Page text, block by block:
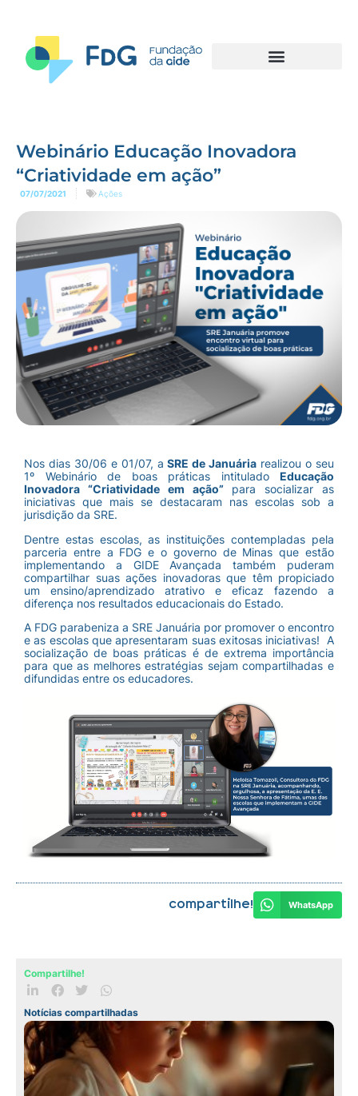
Webinário Educação Inovadora
“Criatividade em ação”
07/07/2021 Ações
Nos dias 30/06 e 01/07, aSRE de Januária realizou o seu
1º Webinário de boas práticas intitulado Educação
Inovadora “Criatividade em ação”para socializar as
iniciativas que mais se destacaram nas escolas sob a
jurisdição da SRE.
Dentre estas escolas, as instituições contempladas pela
parceria entre a FDG e o governo de Minas que estão
implementando a GIDE Avançada também puderam
compartilhar suas ações inovadoras que têm propiciado
um ensino/aprendizado atrativo e eficaz fazendo a
diferença nos resultados educacionais do Estado.
A FDG parabeniza a SRE Januária por promover o encontro
e as escolas que apresentaram suas exitosas iniciativas! A
socialização de boas práticas é de extrema importância
para que as melhores estratégias sejam compartilhadas e
difundidas entre os educadores.
Compartilhe! WhatsApp
Compartilhe!
Notícias compartilhadas